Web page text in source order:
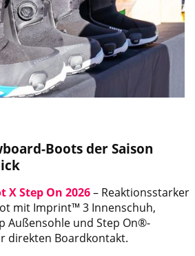
Boots der Saison
Step On 2026– Reaktionsstarker
mit Imprint™ 3 Innenschuh,
Außensohle und Step On®-
direkten Boardkontakt.